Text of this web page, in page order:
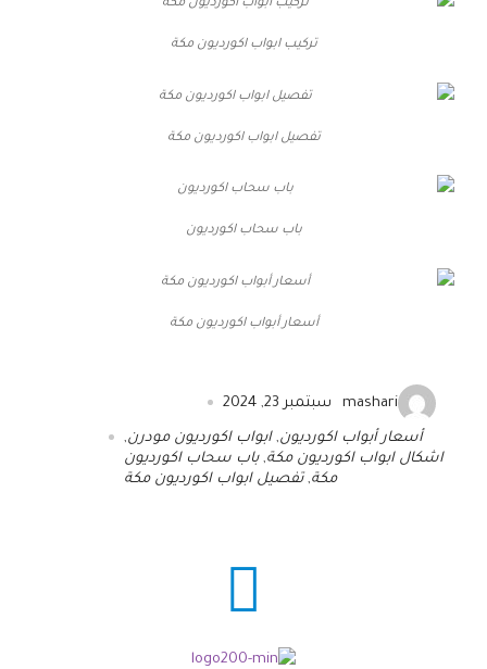
تركيب ابواب اكورديون مكة
تفصيل ابواب اكورديون مكة
باب سحاب اكورديون
أسعار أبواب اكورديون مكة
mashari سبتمبر 23, 2024
أسعار أبواب اكورديون,ابواب اكورديون مودرن,
اشكال ابواب اكورديون مكة,باب سحاب اكورديون
مكة,تفصيل ابواب اكورديون مكة